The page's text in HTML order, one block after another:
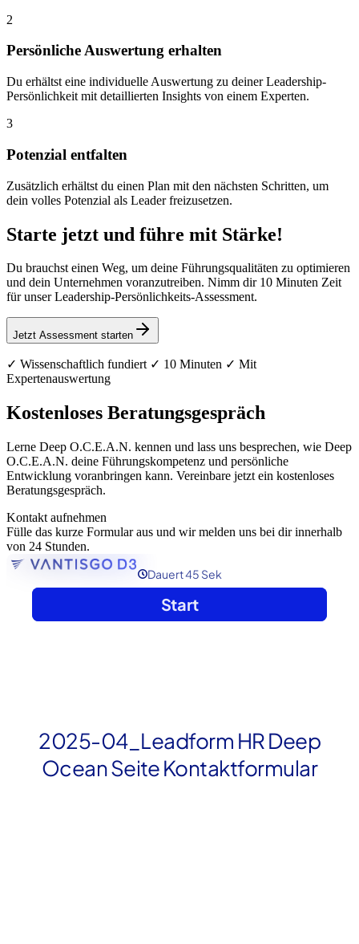
2
Persönliche Auswertung erhalten
Du erhältst eine individuelle Auswertung zu deiner Leadership-
Persönlichkeit mit detaillierten Insights von einem Experten.
3
Potenzial entfalten
Zusätzlich erhältst du einen Plan mit den nächsten Schritten, um
dein volles Potenzial als Leader freizusetzen.
Starte jetzt und führe mit Stärke!
Du brauchst einen Weg, um deine Führungsqualitäten zu optimieren
und dein Unternehmen voranzutreiben. Nimm dir 10 Minuten Zeit
für unser Leadership-Persönlichkeits-Assessment.
Jetzt Assessment starten
✓ Wissenschaftlich fundiert ✓ 10 Minuten ✓ Mit
Expertenauswertung
Kostenloses Beratungsgespräch
Lerne Deep O.C.E.A.N. kennen und lass uns besprechen, wie Deep
O.C.E.A.N. deine Führungskompetenz und persönliche
Entwicklung voranbringen kann. Vereinbare jetzt ein kostenloses
Beratungsgespräch.
Kontakt aufnehmen
Fülle das kurze Formular aus und wir melden uns bei dir innerhalb
von 24 Stunden.